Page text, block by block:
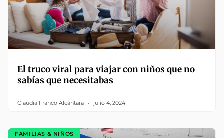
El truco viral para viajar con niños que no
sabías que necesitabas
Claudia Franco Alcántara julio 4, 2024
FAMILIAS & NIÑOS